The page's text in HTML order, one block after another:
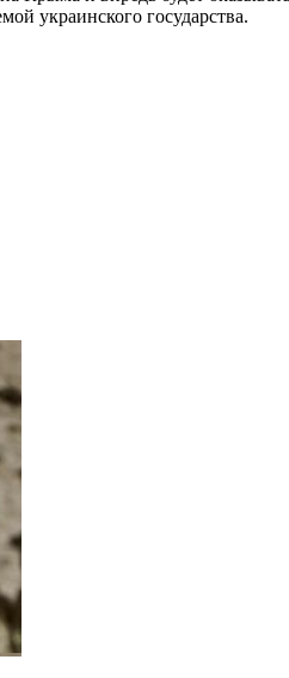
украинского государства.